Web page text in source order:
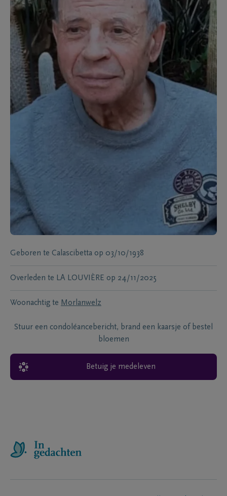
Geboren te Calascibetta op 03/10/1938
Overleden te LA LOUVIÈRE op 24/11/2025
Woonachtig te Morlanwelz
Stuur een condoléancebericht, brand een kaarsje of bestel
bloemen
Betuig je medeleven